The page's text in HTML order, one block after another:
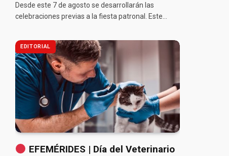
Desde este 7 de agosto se desarrollarán las
celebraciones previas a la fiesta patronal. Este…
EDITORIAL
EFEMÉRIDES | Día del Veterinario